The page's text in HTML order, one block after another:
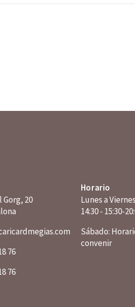
Gorg, 20
76
76
Horario
Lunes a
14:30 - 15:30-
Sábado:
convenir